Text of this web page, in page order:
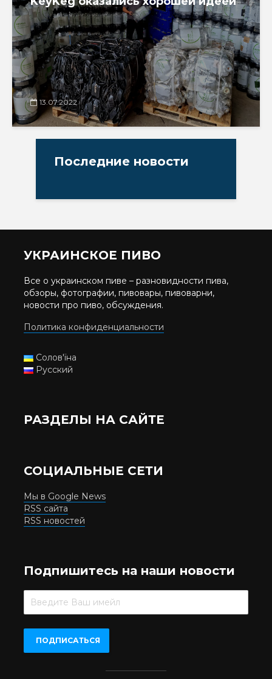
13.07.2022
Последние новости
УКРАИНСКОЕ ПИВО
Все о украинском пиве – разновидности пива,
обзоры, фотографии, пивовары, пивоварни,
новости про пиво, обсуждения.
Политика конфиденциальности
Солов'їна
Русский
РАЗДЕЛЫ НА САЙТЕ
СОЦИАЛЬНЫЕ СЕТИ
Мы в Google News
RSS сайта
RSS новостей
Подпишитесь на наши новости